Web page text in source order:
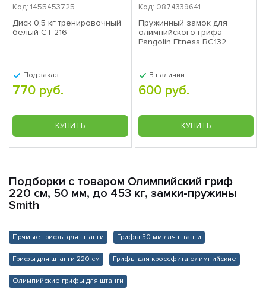
Код: 1455453725
Диск 0,5 кг тренировочный
белый СТ-216
Под заказ
770 руб.
КУПИТЬ
Код: 0874339641
Пружинный замок для
олимпийского грифа
Pangolin Fitness BC132
В наличии
600 руб.
КУПИТЬ
Подборки с товаром Олимпийский гриф
220 см, 50 мм, до 453 кг, замки-пружины
Smith
Прямые грифы для штанги Грифы 50 мм для штанги
Грифы для штанги 220 см Грифы для кроссфита олимпийские
Олимпийские грифы для штанги